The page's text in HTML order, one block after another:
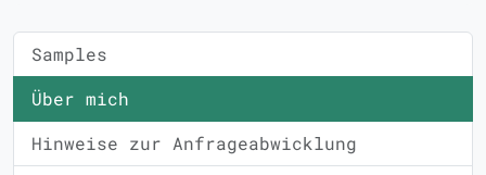
Samples
Über mich
Hinweise zur Anfrageabwicklung